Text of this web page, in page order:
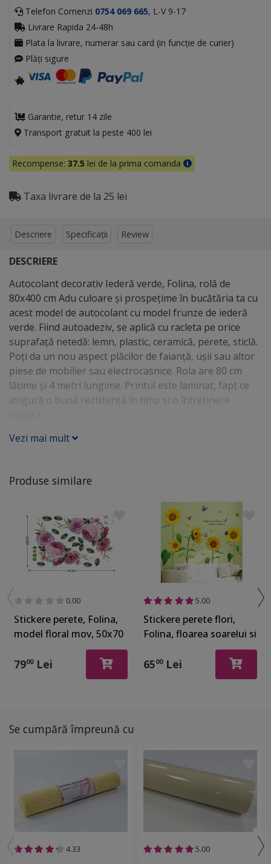
Telefon Comenzi 0754 069 665, L-V 9-17
Livrare Rapida 24-48h
Plata la livrare, numerar sau card (in funcție de curier)
Plăți sigure
Garantie, retur 14 zile
Transport gratuit la peste 400 lei
Recompense: 37.5 lei de la prima comanda
Taxa livrare de la 25 lei
Descriere Specificații Review
DESCRIERE
Autocolant decorativ Iederă verde, Folina, rolă de
80x400 cm Adu culoare şi prospeţime în bucătăria ta cu
acest model de autocolant cu model frunze de iederă
verde. Fiind autoadeziv, se aplică cu racleta pe orice
suprafaţă netedă: lemn, plastic, ceramică, perete, sticlă.
Poţi da un nou aspect plăcilor de faianţă, uşii sau altor
piese de mobilier sau electrocasnice. Rola are 80 cm
lăţime şi 4 metri lungime. Printul este laminat, fapt ce
asigură o bună rezistenţă în timp şi o întreţinere
Vezi mai mult
Produse similare
0.00
Stickere perete, Folina,
model floral mov, 50x70
7900Lei
5.00
Stickere perete flori,
Folina, floarea soarelui si
fluturi, 60x90 cm
6500Lei
Se cumpără împreună cu
4.33 5.00